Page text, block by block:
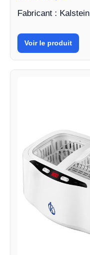
Fabricant : Kalstein
Voir le produit